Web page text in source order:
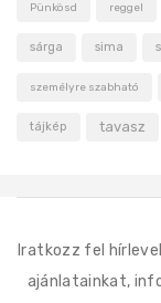
Pünkösd reggel
sárga sima
személyre szabható
tájkép tavasz
Iratkozz fel
ajánlatainkat,